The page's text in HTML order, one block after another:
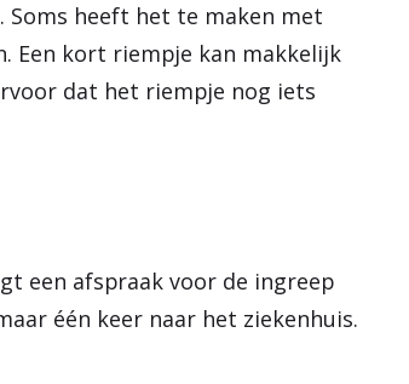
heeft het te maken met
Een kort riempje kan makkelijk
dat het riempje nog iets
een afspraak voor de ingreep
één keer naar het ziekenhuis.